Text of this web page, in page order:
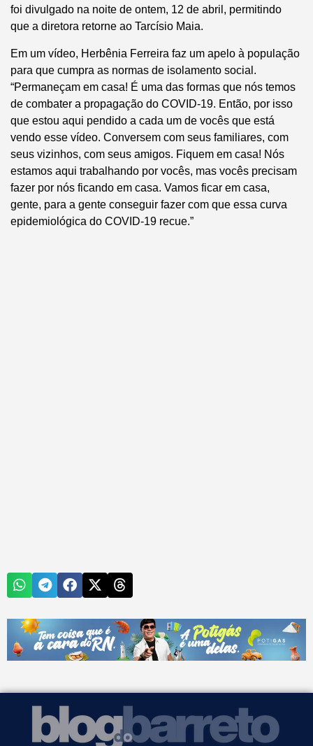
foi divulgado na noite de ontem, 12 de abril, permitindo
que a diretora retorne ao Tarcísio Maia.
Em um vídeo, Herbênia Ferreira faz um apelo à população
para que cumpra as normas de isolamento social.
“Permaneçam em casa! É uma das formas que nós temos
de combater a propagação do COVID-19. Então, por isso
que estou aqui pendido a cada um de vocês que está
vendo esse vídeo. Conversem com seus familiares, com
seus vizinhos, com seus amigos. Fiquem em casa! Nós
estamos aqui trabalhando por vocês, mas vocês precisam
fazer por nós ficando em casa. Vamos ficar em casa,
gente, para a gente conseguir fazer com que essa curva
epidemiológica do COVID-19 recue.”